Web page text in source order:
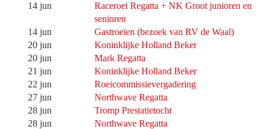
14 jun
Raceroei Regatta + NK Groot junioren en
senioren
14 jun
Gastroeien (bezoek van RV de Waal)
20 jun
Koninklijke Holland Beker
20 jun
Mark Regatta
21 jun
Koninklijke Holland Beker
22 jun
Roeicommissievergadering
27 jun
Northwave Regatta
28 jun
Tromp Prestatietocht
28 jun
Northwave Regatta